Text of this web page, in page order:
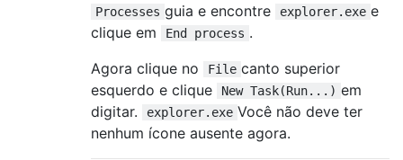
Processes guia e encontre explorer.exe e
clique em
End process .
Agora clique no
File canto superior
esquerdo e clique
New Task(Run...) em
digitar.
explorer.exe Você não deve ter
nenhum ícone ausente agora.